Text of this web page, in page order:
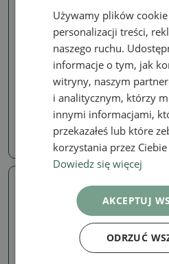
Suiseki - Kamień z DAI
(podkładka drewniana)
1408-SU25-87
Używamy plików
personalizacji treści,
naszego ruchu.
informacje o tym, jak
witryny, naszym
i analitycznym, którzy
innymi informacjami,
przekazałeś lub które
korzystania przez Ciebie
Dowiedz się więcej
AKCEPTUJ
ODRZUĆ